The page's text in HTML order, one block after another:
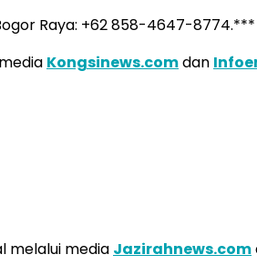
Raya: +62 858-4647-8774.***
Kongsinews.comdan
melalui media Jazirahnews.com